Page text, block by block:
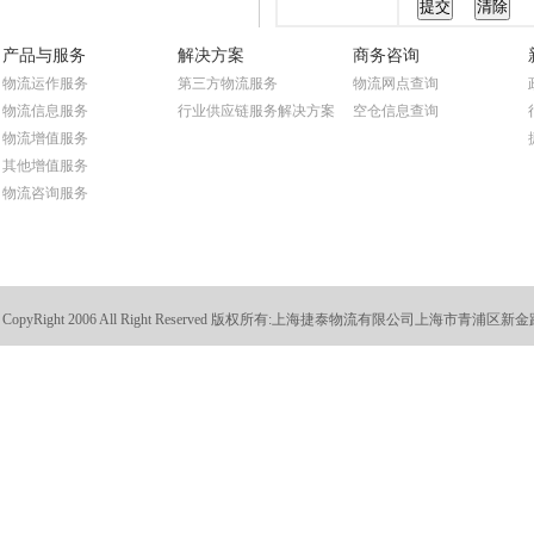
产品与服务
物流运作服务
物流信息服务
物流增值服务
其他增值服务
物流咨询服务
解决方案
第三方物流服务
行业供应链服务解决方案
商务咨询
物流网点查询
空仓信息查询
CopyRight 2006 All Right Reserved 版权所有:上海捷泰物流有限公司上海市青浦区新金